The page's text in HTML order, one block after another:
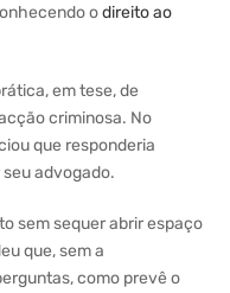
odireito ao
em tese, de
criminosa. No
que responderia
advogado.
sem sequer abrir espaço
que, sem a
como prevê o